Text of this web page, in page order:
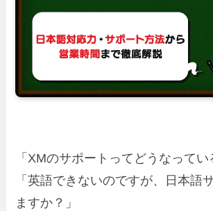
「XMのサポートってどうなってい
「英語できないのですが、日本語
ますか？」